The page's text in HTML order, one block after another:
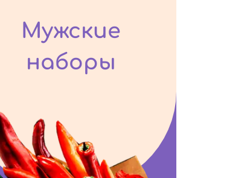
Мужские
наборы